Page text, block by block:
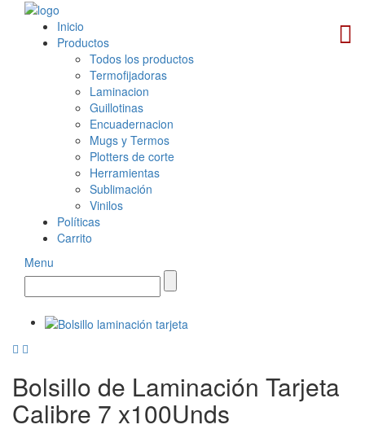
Inicio
Productos
Todos los productos
Termofijadoras
Laminacion
Guillotinas
Encuadernacion
Mugs y Termos
Plotters de corte
Herramientas
Sublimación
Vinilos
Políticas
Carrito
Menu
Bolsillo de Laminación Tarjeta
Calibre 7 x100Unds